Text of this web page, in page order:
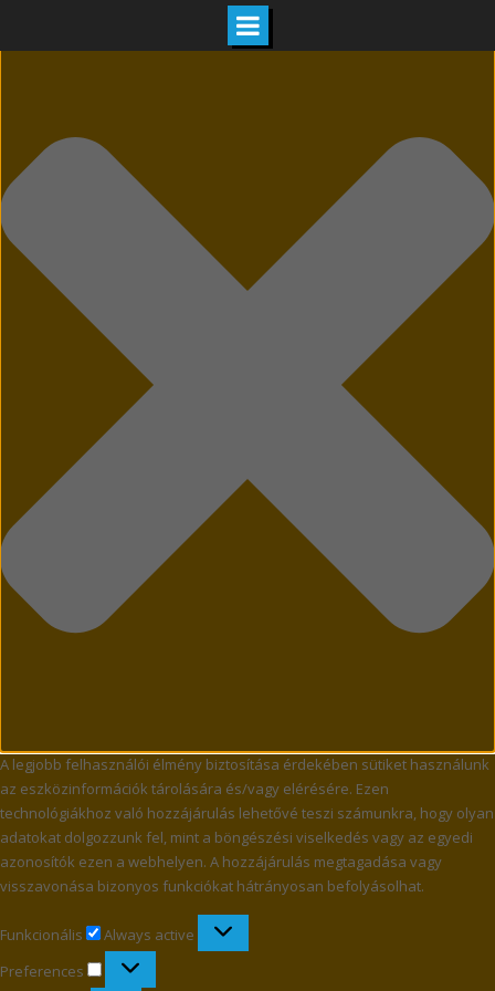
A legjobb felhasználói élmény biztosítása érdekében sütiket használunk
az eszközinformációk tárolására és/vagy elérésére. Ezen
technológiákhoz való hozzájárulás lehetővé teszi számunkra, hogy olyan
adatokat dolgozzunk fel, mint a böngészési viselkedés vagy az egyedi
azonosítók ezen a webhelyen. A hozzájárulás megtagadása vagy
visszavonása bizonyos funkciókat hátrányosan befolyásolhat.
Funkcionális Funkcionális
Always active
Preferences
Preferences